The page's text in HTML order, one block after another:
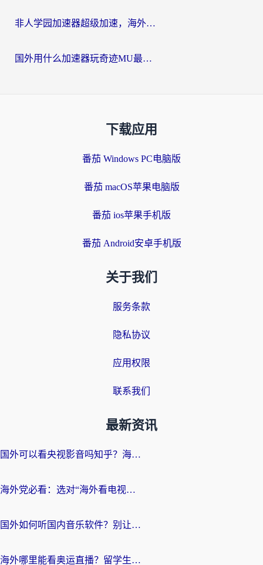
非人学园加速器超级加速，海外玩家重返国服的通行证
国外用什么加速器玩奇迹MU最好？2026海外玩家国服游戏加速全攻略
下载应用
番茄 Windows PC电脑版
番茄 macOS苹果电脑版
番茄 ios苹果手机版
番茄 Android安卓手机版
关于我们
服务条款
隐私协议
应用权限
联系我们
最新资讯
国外可以看央视影音吗知乎？海外党亲测有效的回国加速方案
海外党必看：选对“海外看电视剧软件”，再也不用愁国内剧刷不了
国外如何听国内音乐软件？别让地域限制，断了你的中文歌单
海外哪里能看奥运直播？留学生&海外华人必看的体育赛事观赛终极指南